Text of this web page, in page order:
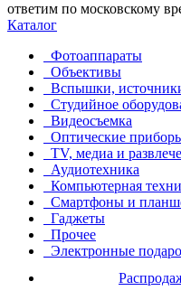
ответим по московскому
Каталог
Фотоаппараты
Объективы
Вспышки,
Студийное
Видеосъемка
Оптические
TV, медиа и
Аудиотехника
Компьютерная
Смартфоны и
Гаджеты
Прочее
Электронные